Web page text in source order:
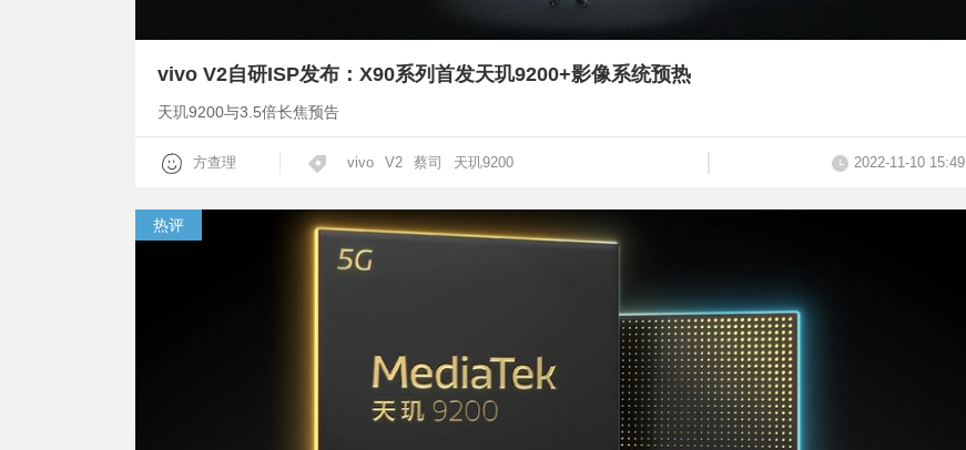
vivo V2自研ISP发布：X90系列首发天玑9200+影像系统预热
天玑9200与3.5倍长焦预告
方查理 vivo V2 蔡司 天玑9200 2022-11-10 15:49
热评